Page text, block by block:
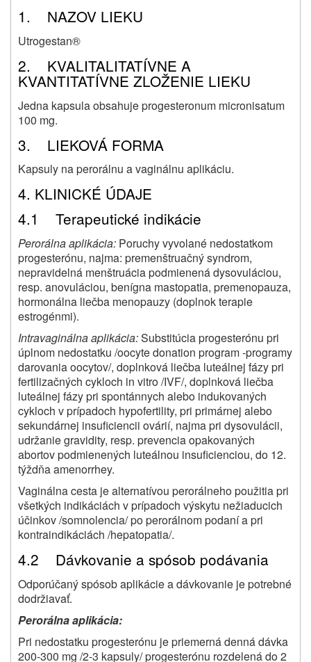
1. NAZOV LIEKU
Utrogestan®
2. KVALITALITATÍVNE A
KVANTITATÍVNE ZLOŽENIE LIEKU
Jedna kapsula obsahuje progesteronum micronisatum
100 mg.
3. LIEKOVÁ FORMA
Kapsuly na perorálnu a vaginálnu aplikáciu.
4. KLINICKÉ ÚDAJE
4.1 Terapeutické indikácie
Perorálna aplikácia: Poruchy vyvolané nedostatkom
progesterónu, najma: premenštruačný syndrom,
nepravidelná menštruácia podmienená dysovuláciou,
resp. anovuláciou, benígna mastopatia, premenopauza,
hormonálna liečba menopauzy (doplnok terapie
estrogénmi).
Intravaginálna aplikácia:Substitúcia progesterónu pri
úplnom nedostatku /oocyte donation program -programy
darovania oocytov/, doplnková liečba luteálnej fázy pri
fertilizačných cykloch in vitro /IVF/, doplnková liečba
luteálnej fázy pri spontánnych alebo indukovaných
cykloch v prípadoch hypofertility, pri primárnej alebo
sekundárnej insuficiencii ovárií, najma pri dysovulácii,
udržanie gravidity, resp. prevencia opakovaných
abortov podmienených luteálnou insuficienciou, do 12.
týždňa amenorrhey.
Vaginálna cesta je alternatívou perorálneho použitia pri
všetkých indikáciách v prípadoch výskytu nežiaducich
účinkov /somnolencia/ po perorálnom podaní a pri
kontraindikáciách /hepatopatia/.
4.2 Dávkovanie a spósob podávania
Odporúčaný spósob aplikácie a dávkovanie je potrebné
dodržiavať.
Perorálna aplikácia:
Pri nedostatku progesterónu je priemerná denná dávka
200-300 mg /2-3 kapsuly/ progesterónu rozdelená do 2